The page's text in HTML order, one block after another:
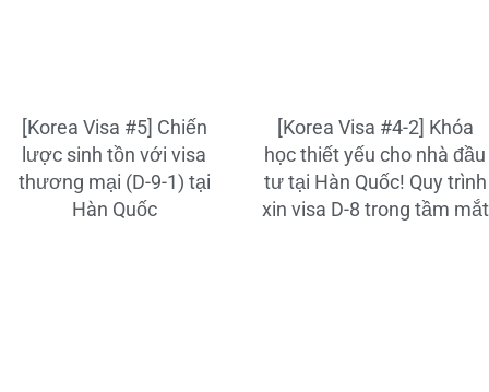
[Korea Visa #5] Chiến
lược sinh tồn với visa
thương mại (D-9-1) tại
Hàn Quốc
[Korea Visa #4-2] Khóa
học thiết yếu cho nhà đầu
tư tại Hàn Quốc! Quy trình
xin visa D-8 trong tầm mắt